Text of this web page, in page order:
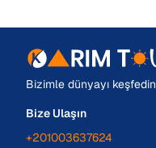
Bizimle dünyayı keşfedin
Bize Ulaşın
+201003637624